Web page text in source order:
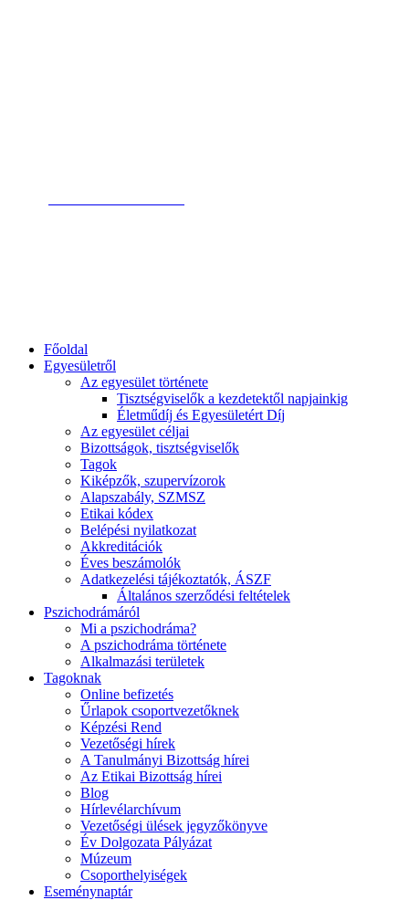
Főoldal
Egyesületről
Az egyesület története
Tisztségviselők a kezdetektől napjainkig
Életműdíj és Egyesületért Díj
Az egyesület céljai
Bizottságok, tisztségviselők
Tagok
Kiképzők, szupervízorok
Alapszabály, SZMSZ
Etikai kódex
Belépési nyilatkozat
Akkreditációk
Éves beszámolók
Adatkezelési tájékoztatók, ÁSZF
Általános szerződési feltételek
Pszichodrámáról
Mi a pszichodráma?
A pszichodráma története
Alkalmazási területek
Tagoknak
Online befizetés
Űrlapok csoportvezetőknek
Képzési Rend
Vezetőségi hírek
A Tanulmányi Bizottság hírei
Az Etikai Bizottság hírei
Blog
Hírlevélarchívum
Vezetőségi ülések jegyzőkönyve
Év Dolgozata Pályázat
Múzeum
Csoporthelyiségek
Eseménynaptár